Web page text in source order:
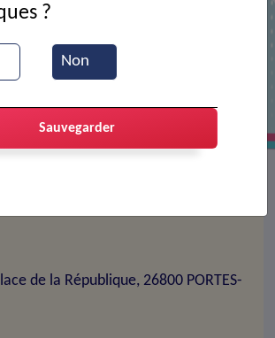
Geneviève GIRARD
de la République, 26800 PORTES-
Non
?
Sauvegarder